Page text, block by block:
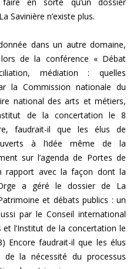
Savinière n’existe plus.
dans un autre domaine,
lors de la conférence « Débat
médiation : quelles
la Commission nationale du
national des arts et métiers,
de la concertation le 8
faudrait-il que les élus de
à l’idée même de la
sur l’agenda de Portes de
rapport avec la façon dont la
a géré le dossier de La
et débats publics : un
par le Conseil international
l’Institut de la concertation le
Encore faudrait-il que les élus
de la nécessité du processus